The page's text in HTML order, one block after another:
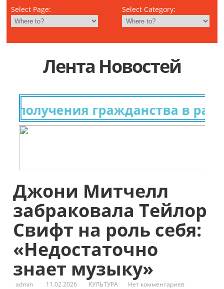
Select Page: Select Category:
Лента Новостей
гражданства в
Джони Митчелл
забраковала Тейлор
Свифт на роль себя:
«Недостаточно
знает музыку»
admin 11.02.2026 КУЛЬТУРА Нет комментариев